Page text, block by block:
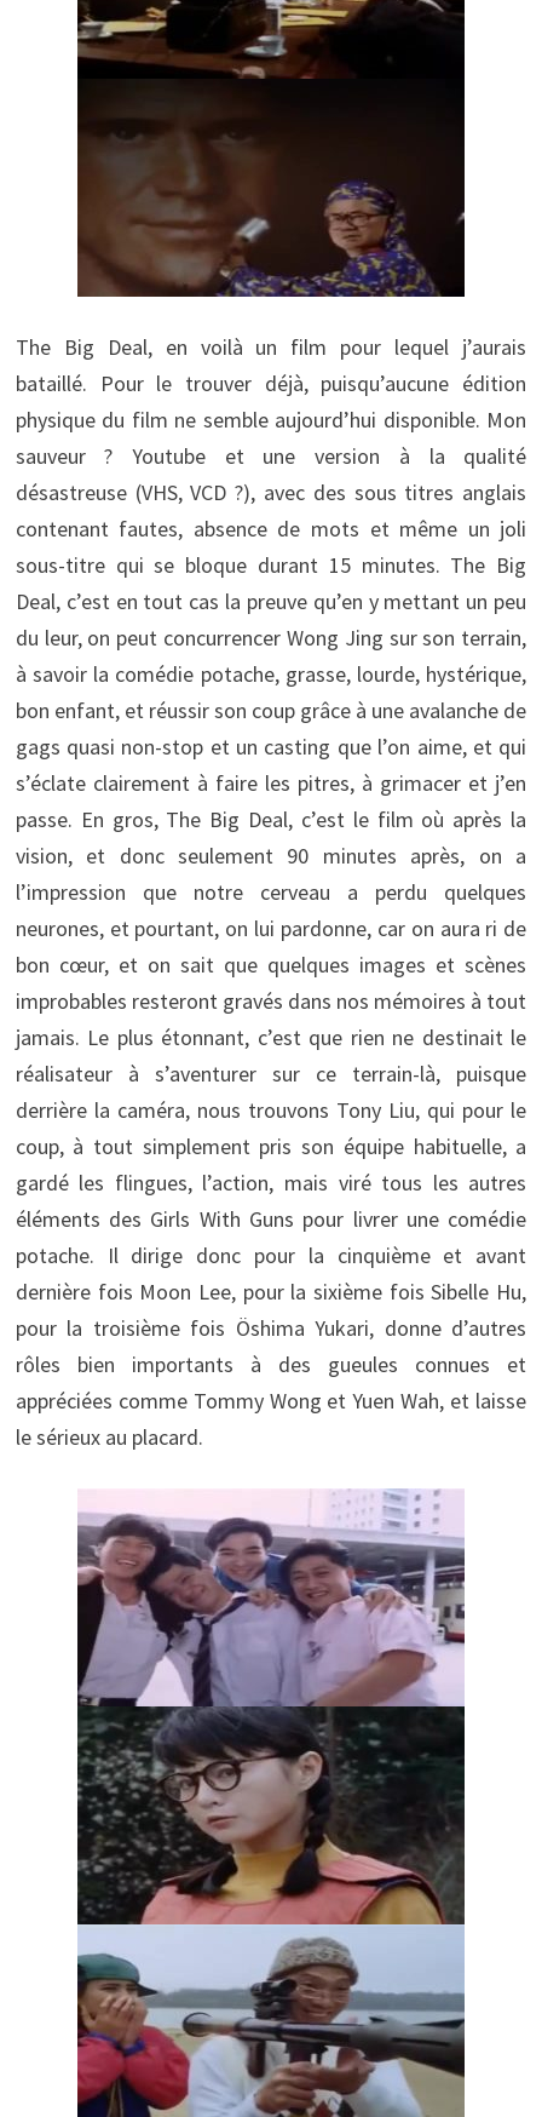
The Big Deal, en voilà un film pour lequel j’aurais
bataillé. Pour le trouver déjà, puisqu’aucune édition
physique du film ne semble aujourd’hui disponible. Mon
sauveur ? Youtube et une version à la qualité
désastreuse (VHS, VCD ?), avec des sous titres anglais
contenant fautes, absence de mots et même un joli
sous-titre qui se bloque durant 15 minutes. The Big
Deal, c’est en tout cas la preuve qu’en y mettant un peu
du leur, on peut concurrencer Wong Jing sur son terrain,
à savoir la comédie potache, grasse, lourde, hystérique,
bon enfant, et réussir son coup grâce à une avalanche de
gags quasi non-stop et un casting que l’on aime, et qui
s’éclate clairement à faire les pitres, à grimacer et j’en
passe. En gros, The Big Deal, c’est le film où après la
vision, et donc seulement 90 minutes après, on a
l’impression que notre cerveau a perdu quelques
neurones, et pourtant, on lui pardonne, car on aura ri de
bon cœur, et on sait que quelques images et scènes
improbables resteront gravés dans nos mémoires à tout
jamais. Le plus étonnant, c’est que rien ne destinait le
réalisateur à s’aventurer sur ce terrain-là, puisque
derrière la caméra, nous trouvons Tony Liu, qui pour le
coup, à tout simplement pris son équipe habituelle, a
gardé les flingues, l’action, mais viré tous les autres
éléments des Girls With Guns pour livrer une comédie
potache. Il dirige donc pour la cinquième et avant
dernière fois Moon Lee, pour la sixième fois Sibelle Hu,
pour la troisième fois Öshima Yukari, donne d’autres
rôles bien importants à des gueules connues et
appréciées comme Tommy Wong et Yuen Wah, et laisse
le sérieux au placard.